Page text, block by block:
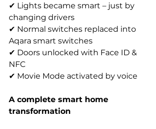
✔ Lights became smart – just by
changing drivers
✔ Normal switches replaced into
Aqara smart switches
✔ Doors unlocked with Face ID &
NFC
✔ Movie Mode activated by voice
A complete smart home
transformation